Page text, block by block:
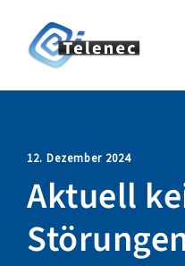
12. Dezember 2024
Aktuell